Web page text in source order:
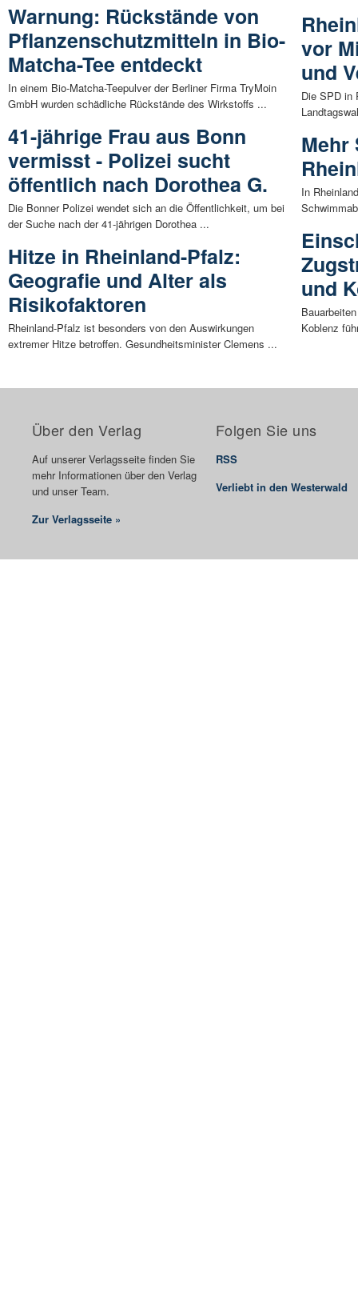
Warnung: Rückstände von
Pflanzenschutzmitteln in Bio-
Matcha-Tee entdeckt
In einem Bio-Matcha-Teepulver der Berliner Firma TryMoin
GmbH wurden schädliche Rückstände des Wirkstoffs ...
41-jährige Frau aus Bonn
vermisst - Polizei sucht
öffentlich nach Dorothea G.
Die Bonner Polizei wendet sich an die Öffentlichkeit, um bei
der Suche nach der 41-jährigen Dorothea ...
Hitze in Rheinland-Pfalz:
Geografie und Alter als
Risikofaktoren
Rheinland-Pfalz ist besonders von den Auswirkungen
extremer Hitze betroffen. Gesundheitsminister Clemens ...
vor
und
Die SPD in
Mehr
In
und
Koblenz
Über den Verlag
Auf unserer Verlagsseite finden Sie
mehr Informationen über den Verlag
und unser Team.
Zur Verlagsseite »
Folgen Sie uns
RSS
Verliebt in den Westerwald